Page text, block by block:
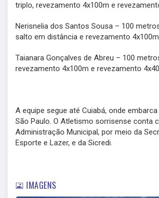
triplo, revezamento 4x100m e
Nerisnelia dos Santos Sousa – 100
salto em distância e revezamento
Taianara Gonçalves de Abreu – 100
revezamento 4x100m e revezamento
A equipe segue até Cuiabá, onde
São Paulo. O Atletismo sorrisense conta
Administração Municipal, por meio da
Esporte e Lazer, e da Sicredi.
IMAGENS